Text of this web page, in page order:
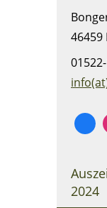
46459
2024